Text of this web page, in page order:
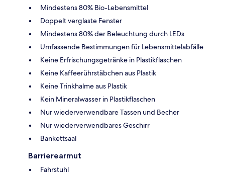
Mindestens 80% Bio-Lebensmittel
Doppelt verglaste Fenster
Mindestens 80% der Beleuchtung durch LEDs
Umfassende Bestimmungen für Lebensmittelabfälle
Keine Erfrischungsgetränke in Plastikflaschen
Keine Kaffeerührstäbchen aus Plastik
Keine Trinkhalme aus Plastik
Kein Mineralwasser in Plastikflaschen
Nur wiederverwendbare Tassen und Becher
Nur wiederverwendbares Geschirr
Bankettsaal
Barrierearmut
Fahrstuhl